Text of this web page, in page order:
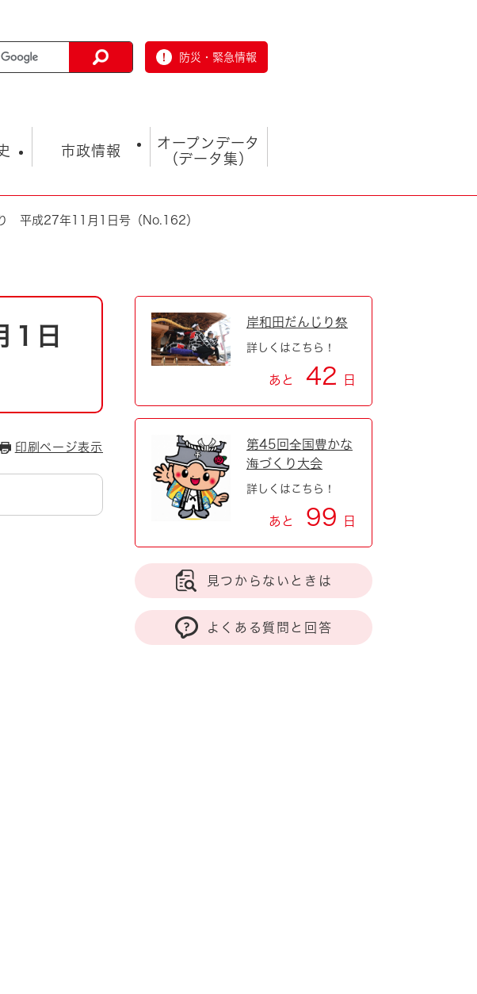
防災・緊急情報
まちづくり・協働
福祉・介護
市政情報
用情報
オープンデータ
（データ集）
平成27年11月1日号（No.162）
1日
印刷ページ表示
岸和田だんじり祭
詳しくはこちら！
あと 42 日
第45回全国豊かな
海づくり大会
詳しくはこちら！
あと 99 日
見つからないときは
よくある質問と回答